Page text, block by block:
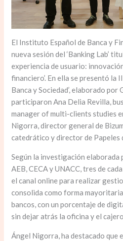
El Instituto Español de Banca y
nueva sesión del ‘Banking Lab’
experiencia de usuario:
financiero’. En ella se presentó la
Banca y Sociedad’, elaborado por
participaron Ana Delia Revilla,
manager of multi-clients studies
Nigorra, director general de
catedrático y director de Papeles
Según la investigación elaborada
AEB, CECA y UNACC, tres de
el canal online para realizar
consolida como forma
bancos, con un porcentaje de
sin dejar atrás la oficina y el
Ángel Nigorra, ha destacado que